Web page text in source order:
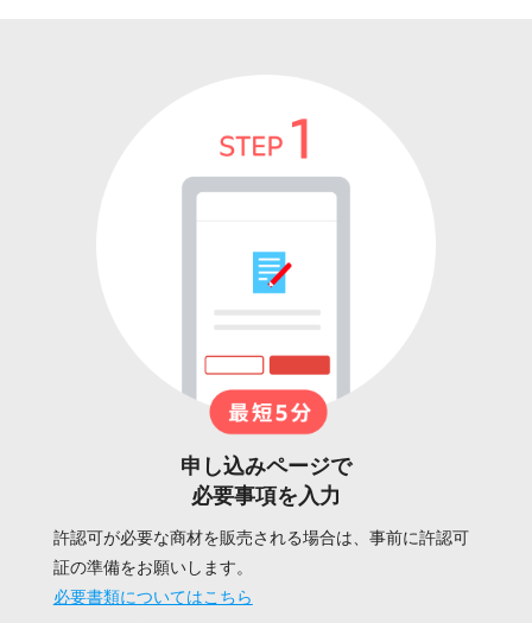
申し込みページで
必要事項を入力
許認可が必要な商材を販売される場合は、事前に許認可
証の準備をお願いします。
必要書類についてはこちら